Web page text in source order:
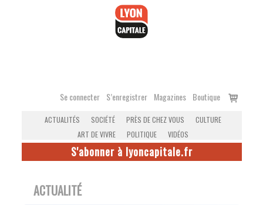
Se connecter S’enregistrer Magazines Boutique
Voir
ACTUALITÉS SOCIÉTÉ PRÈS DE CHEZ VOUS
CULTURE
ART DE VIVRE
POLITIQUE VIDÉOS
S'abonner à lyoncapitale.fr
ACTUALITÉ